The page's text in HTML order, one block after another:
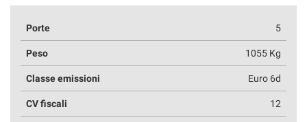
Porte 5
Peso 1055 Kg
Classe emissioni Euro 6d
CV fiscali 12